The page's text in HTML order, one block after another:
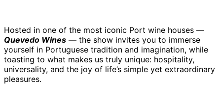
Hosted in one of the most iconic Port wine houses —
Quevedo Wines — the show invites you to immerse
yourself in Portuguese tradition and imagination, while
toasting to what makes us truly unique: hospitality,
universality, and the joy of life’s simple yet extraordinary
pleasures.